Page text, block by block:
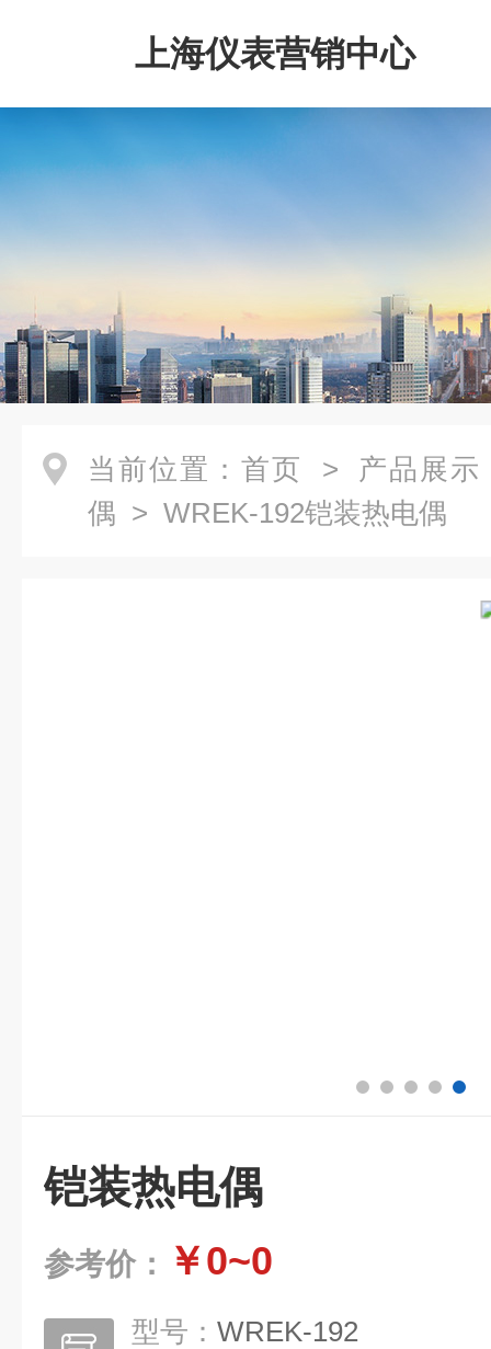
上海仪表营销中心
当前位置： 首页 > 产品展示
偶 > WREK-192铠装热电偶
铠装热电偶
参考价： ￥0~0
型号： WREK-192